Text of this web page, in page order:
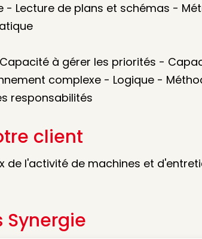
- Lecture de plans et schémas -
à gérer les priorités -
complexe - Logique -
responsabilités
client
de l'activité de machines et
Synergie